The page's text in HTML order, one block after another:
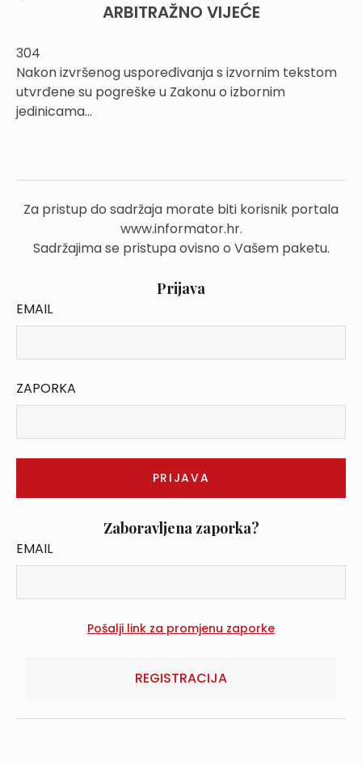
ARBITRAŽNO VIJEĆE
304
Nakon izvršenog uspoređivanja s izvornim tekstom
utvrđene su pogreške u Zakonu o izbornim
jedinicama...
Za pristup do sadržaja morate biti korisnik portala
www.informator.hr.
Sadržajima se pristupa ovisno o Vašem paketu.
Prijava
EMAIL
ZAPORKA
Zaboravljena zaporka?
EMAIL
REGISTRACIJA